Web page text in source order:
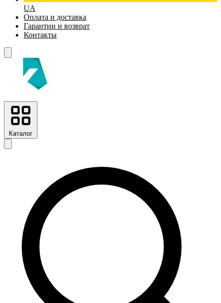
UA
Оплата и доставка
Гарантии и возврат
Контакты
Каталог